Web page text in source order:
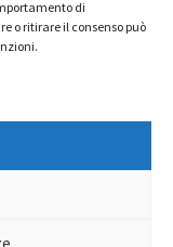
di
o ritirare il consenso può
- REA: RN